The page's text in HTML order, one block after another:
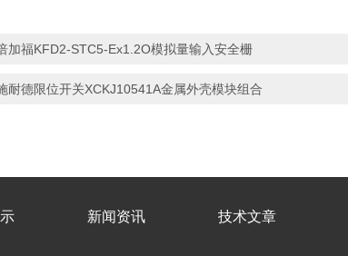
加福KFD2-STC5-Ex1.2O模拟量输入安全栅
耐德限位开关XCKJ10541A金属外壳模块组合
新闻资讯 技术文章